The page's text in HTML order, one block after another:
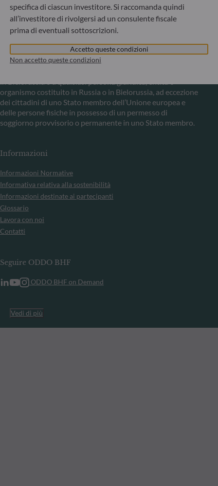
Nel quadro delle sanzioni adottate dall’Unione europea per
reagire alla crisi ucraina, Le comunichiamo che,
n°833/2014 e UE n°398/2022, la sottoscrizione di quote di
fondi gestiti dalla Società di Gestione è vietata ai cittadini
organismo costituito in Russia o in Bielorussia, ad eccezione
dei cittadini di uno Stato membro dell’Unione europea e
delle persone fisiche in possesso di un permesso di
soggiorno provvisorio o permanente in uno Stato membro.
Informazioni
Informazioni Normative
Informativa relativa alla sostenibilità
Informazioni destinate ai partecipanti
Glossario
Lavora con noi
Contatti
Seguire ODDO BHF
ODDO BHF on Demand
Vedi di più
specifica di ciascun investitore. Si raccomanda quindi
all’investitore di rivolgersi ad un consulente fiscale
prima di eventuali sottoscrizioni.
Accetto queste condizioni
Non accetto queste condizioni